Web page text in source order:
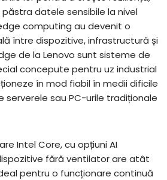
datele sensibile la nivel
computing au devenit o
între dispozitive, infrastructură și
de la Lenovo sunt sisteme de
concepute pentru uz industrial
în mod fiabil în medii dificile
serverele sau PC-urile tradiționale
Intel Core, cu opțiuni AI
fără ventilator are atât
pentru o funcționare continuă